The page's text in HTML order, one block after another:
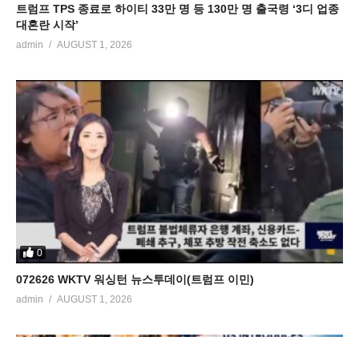
트럼프 TPS 종료로 하이티 33만 명 등 130만 명 출국령 ‘3디 업종
대혼란 시작’
admin AUGUST 1, 2026
0
072626 WKTV 워싱턴 뉴스투데이(트럼프 이민)
admin AUGUST 1, 2026